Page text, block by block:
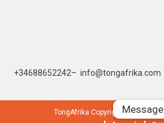
+34688652242– info@tongafrika.com
TongAfrika Copyright © 2019. All